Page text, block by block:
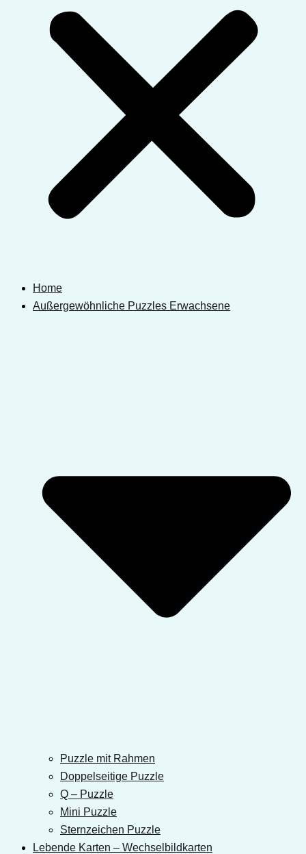
Home
Außergewöhnliche Puzzles Erwachsene
Puzzle mit Rahmen
Doppelseitige Puzzle
Q – Puzzle
Mini Puzzle
Sternzeichen Puzzle
Lebende Karten – Wechselbildkarten